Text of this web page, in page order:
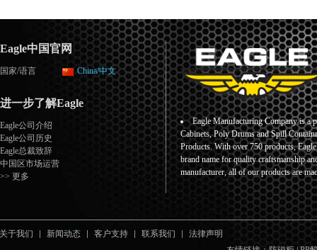
Eagle中国官网
国家/语言 China/中文
进一步了解Eagle
Eagle公司介绍
Eagle公司历史
Eagle总裁致辞
中国区市场运营
>> 更多
Eagle Manufacturing Company is a
Cabinets, Poly Drums and Spill
Products. With over 750 products,
brand name for quality craftsmanship
manufacturer, all of our products are
关于我们 新闻动态 客户支持 联系我们
法律声明